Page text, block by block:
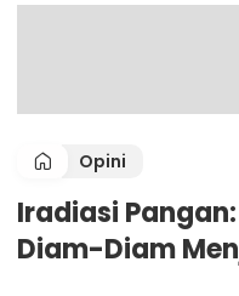
Opini
Iradiasi
Diam-Diam